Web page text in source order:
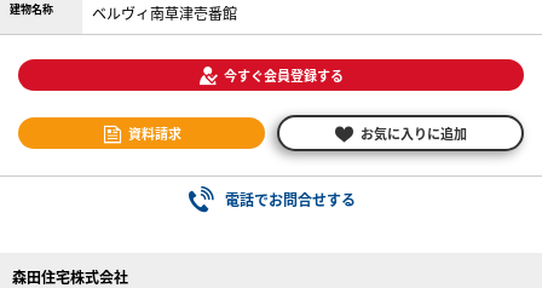
建物名称 ベルヴィ南草津壱番館
今すぐ会員登録する
資料請求 お気に入りに追加
電話でお問合せする
森田住宅株式会社